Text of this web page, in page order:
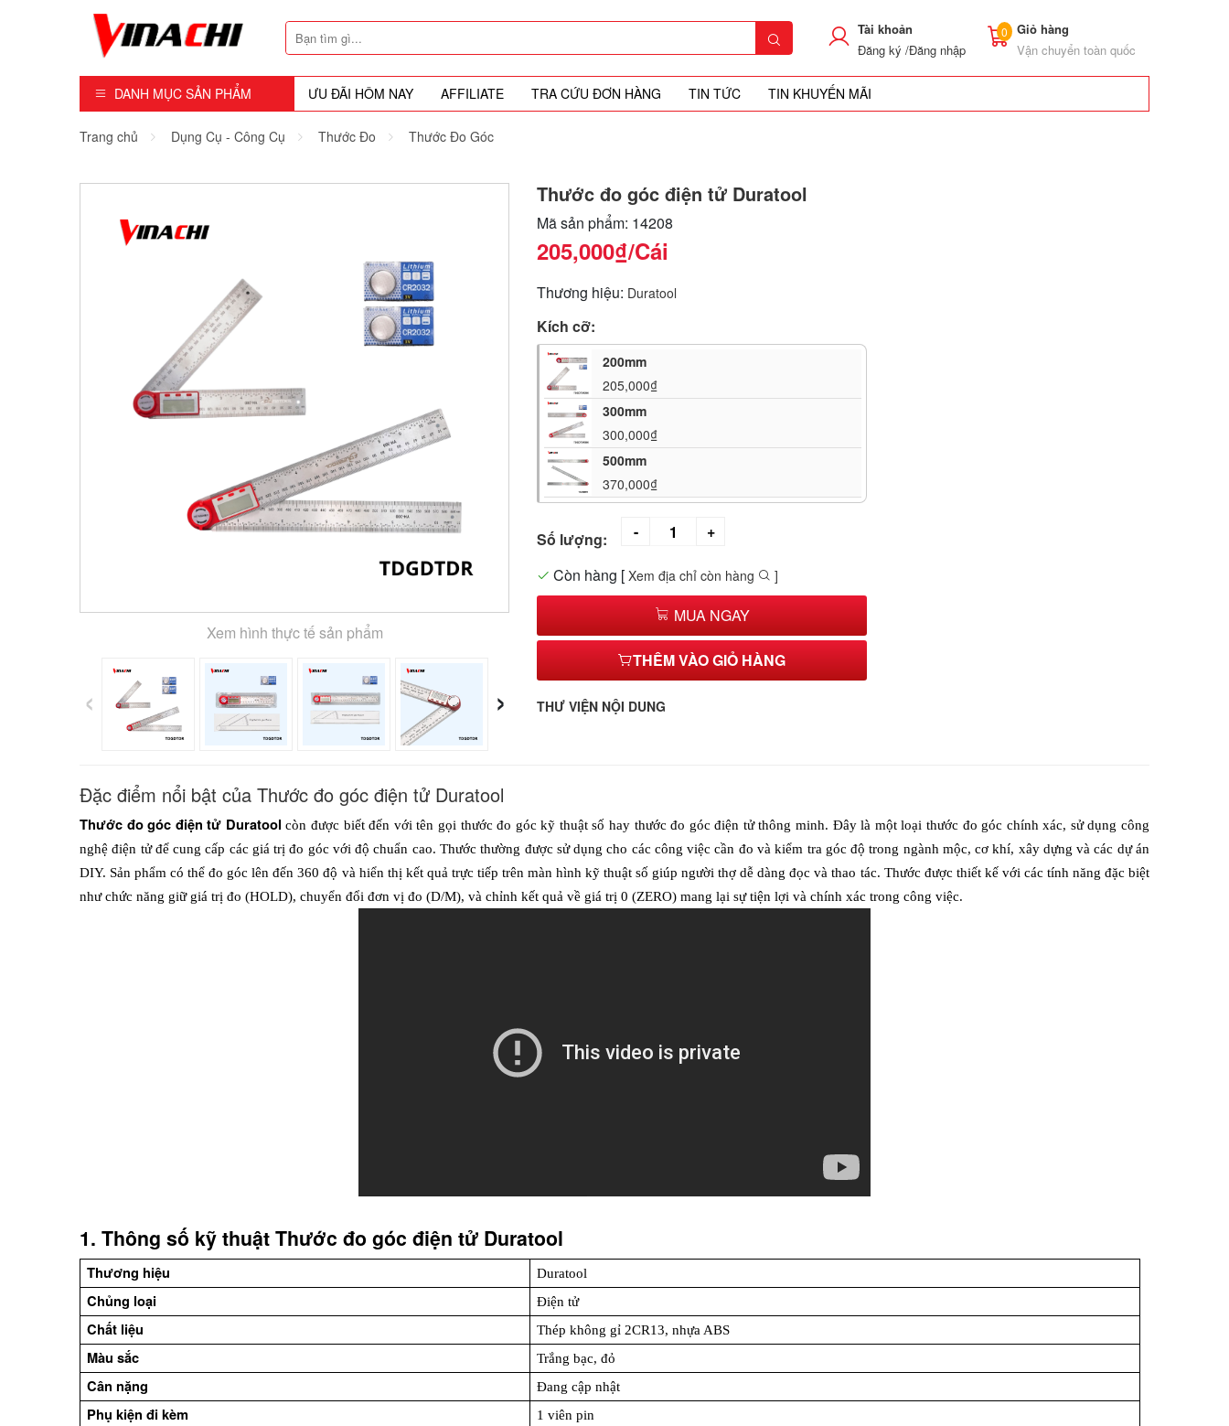
Tài khoản
Đăng ký /Đăng nhập
0
Giỏ hàng
Vận chuyển toàn quốc
DANH MỤC SẢN PHẨM ƯU ĐÃI HÔM NAY AFFILIATE TRA CỨU ĐƠN HÀNG TIN TỨC TIN KHUYẾN MÃI
Dụng Cụ - Công Cụ
Máy Cầm Tay
Vật Tư Tiêu Hao
Khóa - Phụ Kiện Cửa
Trang chủ Dụng Cụ - Công Cụ Thước Đo Thước Đo Góc
Xem hình thực tế sản phẩm
‹ ›
Thước đo góc điện tử Duratool
Mã sản phẩm: 14208
205,000₫/Cái
Thương hiệu: Duratool
Kích cỡ:
200mm
205,000₫
300mm
300,000₫
500mm
370,000₫
Số lượng:
Còn hàng [ Xem địa chỉ còn hàng ]
MUA NGAY
THÊM VÀO GIỎ HÀNG
THƯ VIỆN NỘI DUNG
Đặc điểm nổi bật của Thước đo góc điện tử Duratool
Thước đo góc điện tử Duratool còn được biết đến với tên gọi thước đo góc kỹ thuật số hay thước đo góc điện tử thông minh. Đây là một loại thước đo góc chính xác, sử dụng công
nghệ điện tử để cung cấp các giá trị đo góc với độ chuẩn cao. Thước thường được sử dụng cho các công việc cần đo và kiểm tra góc độ trong ngành mộc, cơ khí, xây dựng và các dự án
DIY. Sản phẩm có thể đo góc lên đến 360 độ và hiển thị kết quả trực tiếp trên màn hình kỹ thuật số giúp người thợ dễ dàng đọc và thao tác. Thước được thiết kế với các tính năng đặc biệt
như chức năng giữ giá trị đo (HOLD), chuyển đổi đơn vị đo (D/M), và chỉnh kết quả về giá trị 0 (ZERO) mang lại sự tiện lợi và chính xác trong công việc.
1. Thông số kỹ thuật Thước đo góc điện tử Duratool
Thương hiệu Duratool
Chủng loại Điện tử
Chất liệu Thép không gỉ 2CR13, nhựa ABS
Màu sắc Trắng bạc, đỏ
Cân nặng Đang cập nhật
Phụ kiện đi kèm 1 viên pin